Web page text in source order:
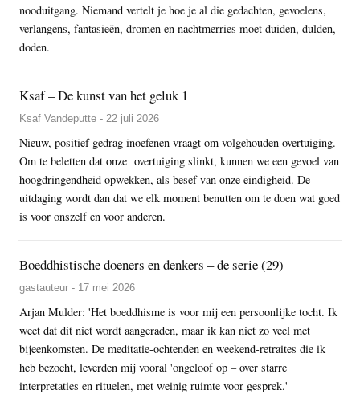
nooduitgang. Niemand vertelt je hoe je al die gedachten, gevoelens,
verlangens, fantasieën, dromen en nachtmerries moet duiden, dulden,
doden.
Ksaf – De kunst van het geluk 1
Ksaf Vandeputte - 22 juli 2026
Nieuw, positief gedrag inoefenen vraagt om volgehouden overtuiging.
Om te beletten dat onze overtuiging slinkt, kunnen we een gevoel van
hoogdringendheid opwekken, als besef van onze eindigheid. De
uitdaging wordt dan dat we elk moment benutten om te doen wat goed
is voor onszelf en voor anderen.
Boeddhistische doeners en denkers – de serie (29)
gastauteur - 17 mei 2026
Arjan Mulder: 'Het boeddhisme is voor mij een persoonlijke tocht. Ik
weet dat dit niet wordt aangeraden, maar ik kan niet zo veel met
bijeenkomsten. De meditatie-ochtenden en weekend-retraites die ik
heb bezocht, leverden mij vooral 'ongeloof op – over starre
interpretaties en rituelen, met weinig ruimte voor gesprek.'